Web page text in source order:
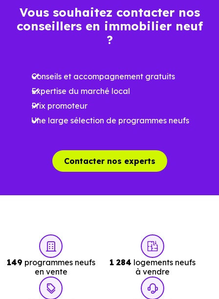
Vous souhaitez contacter nos
conseillers en immobilier neuf
?
Conseils et accompagnement gratuits
Expertise du marché local
Prix promoteur
Une large sélection de programmes neufs
Contacter nos experts
149 programmes neufs
en vente
1 284 logements neufs
à vendre